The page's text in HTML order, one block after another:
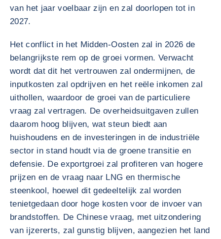
van het jaar voelbaar zijn en zal doorlopen tot in
2027.
Het conflict in het Midden-Oosten zal in 2026 de
belangrijkste rem op de groei vormen. Verwacht
wordt dat dit het vertrouwen zal ondermijnen, de
inputkosten zal opdrijven en het reële inkomen zal
uithollen, waardoor de groei van de particuliere
vraag zal vertragen. De overheidsuitgaven zullen
daarom hoog blijven, wat steun biedt aan
huishoudens en de investeringen in de industriële
sector in stand houdt via de groene transitie en
defensie. De exportgroei zal profiteren van hogere
prijzen en de vraag naar LNG en thermische
steenkool, hoewel dit gedeeltelijk zal worden
tenietgedaan door hoge kosten voor de invoer van
brandstoffen. De Chinese vraag, met uitzondering
van ijzererts, zal gunstig blijven, aangezien het land